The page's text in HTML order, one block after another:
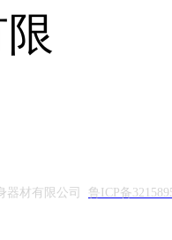
器材有限公司 鲁ICP备